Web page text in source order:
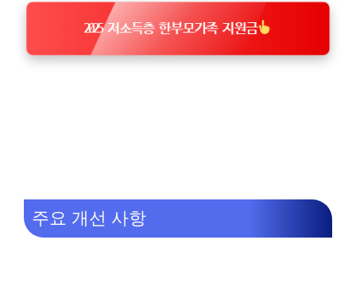
2025 저소득층 한부모가족 지원금
주요 개선 사항